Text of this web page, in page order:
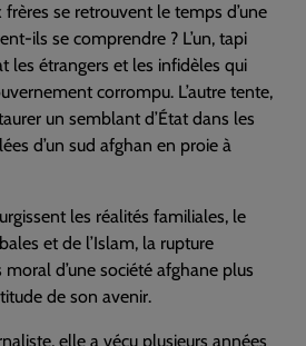
se retrouvent le temps d’une
ils se comprendre ? L’un, tapi
les étrangers et les infidèles qui
corrompu. L’autre tente,
un semblant d’État dans les
d’un sud afghan en proie à
les réalités familiales, le
et de l’Islam, la rupture
d’une société afghane plus
de son avenir.
elle a vécu plusieurs années